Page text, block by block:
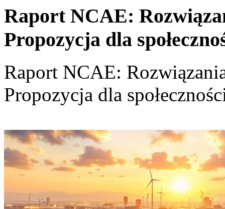
Raport NCAE:
Propozycja dla
Raport NCAE:
Propozycja dla